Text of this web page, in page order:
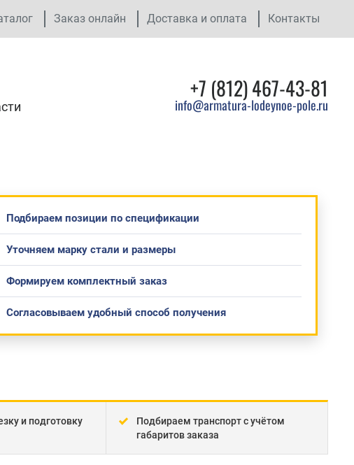
Заказ онлайн Доставка и оплата Контакты
+7 (812) 467-43-81
info@armatura-lodeynoe-pole.ru
Подбираем позиции по спецификации
Уточняем марку стали и размеры
Формируем комплектный заказ
Согласовываем удобный способ получения
и подготовку
Подбираем транспорт с учётом
габаритов заказа